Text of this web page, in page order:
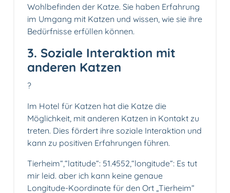
Wohlbefinden der Katze. Sie haben Erfahrung
im Umgang mit Katzen und wissen, wie sie ihre
Bedürfnisse erfüllen können.
3. Soziale Interaktion mit
anderen Katzen
?
Im Hotel für Katzen hat die Katze die
Möglichkeit, mit anderen Katzen in Kontakt zu
treten. Dies fördert ihre soziale Interaktion und
kann zu positiven Erfahrungen führen.
Tierheim“,“latitude“: 51.4552,“longitude“: Es tut
mir leid. aber ich kann keine genaue
Longitude-Koordinate für den Ort „Tierheim“